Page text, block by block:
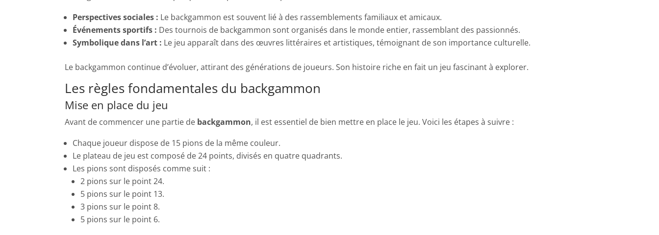
Perspectives sociales : Le backgammon est souvent lié à des rassemblements familiaux et amicaux.
Événements sportifs : Des tournois de backgammon sont organisés dans le monde entier, rassemblant des passionnés.
Symbolique dans l’art : Le jeu apparaît dans des œuvres littéraires et artistiques, témoignant de son importance culturelle.
Le backgammon continue d’évoluer, attirant des générations de joueurs. Son histoire riche en fait un jeu fascinant à explorer.
Les règles fondamentales du backgammon
Mise en place du jeu
Avant de commencer une partie de backgammon, il est essentiel de bien mettre en place le jeu. Voici les étapes à suivre :
Chaque joueur dispose de 15 pions de la même couleur.
Le plateau de jeu est composé de 24 points, divisés en quatre quadrants.
Les pions sont disposés comme suit :
2 pions sur le point 24.
5 pions sur le point 13.
3 pions sur le point 8.
5 pions sur le point 6.